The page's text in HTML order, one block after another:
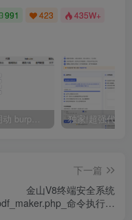
991 423 435W+
mingdon 明动 burp插件0.2.6版本 本地时间校验去除版
下一篇
金山V8终端安全系统
命令执行漏